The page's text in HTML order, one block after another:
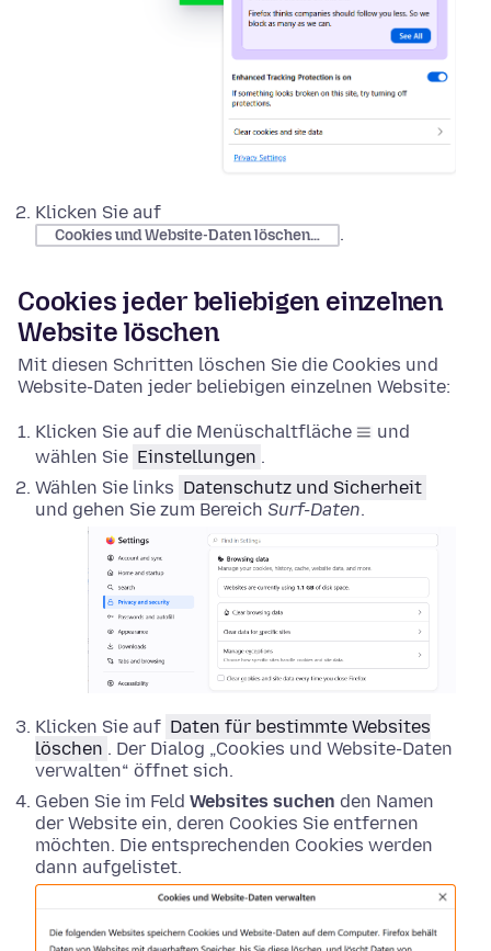
Klicken Sie auf
Cookies und Website-Daten löschen… .
Cookies jeder beliebigen einzelnen
Website löschen
Mit diesen Schritten löschen Sie die Cookies und
Website-Daten jeder beliebigen einzelnen Website:
Klicken Sie auf die Menüschaltfläche
und
wählen Sie Einstellungen .
Wählen Sie links Datenschutz und Sicherheit
und gehen Sie zum Bereich Surf-Daten.
Klicken Sie auf Daten für bestimmte Websites
löschen . Der Dialog „Cookies und Website-Daten
verwalten“ öffnet sich.
Geben Sie im Feld Websites suchen den Namen
der Website ein, deren Cookies Sie entfernen
möchten. Die entsprechenden Cookies werden
dann aufgelistet.